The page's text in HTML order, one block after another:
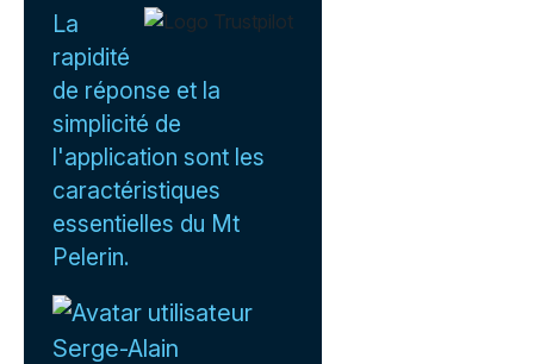
La
rapidité
de réponse et la
simplicité de
l'application sont les
caractéristiques
essentielles du Mt
Pelerin.
Serge-Alain